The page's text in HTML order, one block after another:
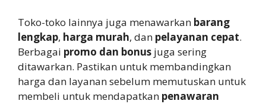
Toko-toko lainnya juga menawarkan barang
lengkap, harga murah, dan pelayanan cepat.
Berbagai promo dan bonus juga sering
ditawarkan. Pastikan untuk membandingkan
harga dan layanan sebelum memutuskan untuk
membeli untuk mendapatkan penawaran